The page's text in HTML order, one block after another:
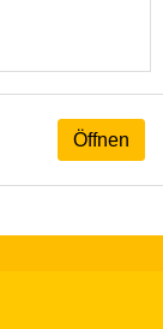
Öffnen